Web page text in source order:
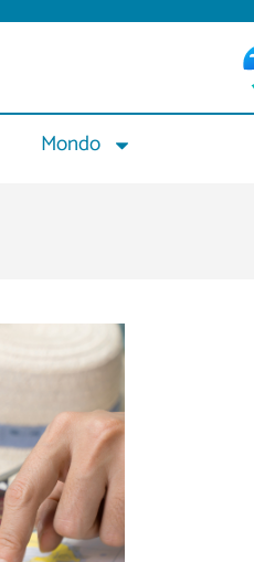
Mondo